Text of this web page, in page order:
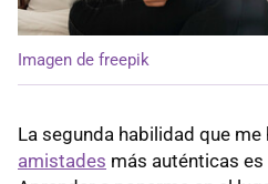
Imagen de freepik
La segunda habilidad que me
amistades más auténticas